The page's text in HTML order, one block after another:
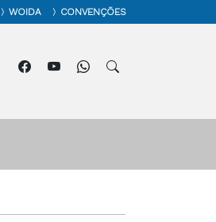
WOIDA CONVENÇÕES